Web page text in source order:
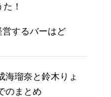
！
するバーはど
海瑠奈と鈴木りょ
のまとめ